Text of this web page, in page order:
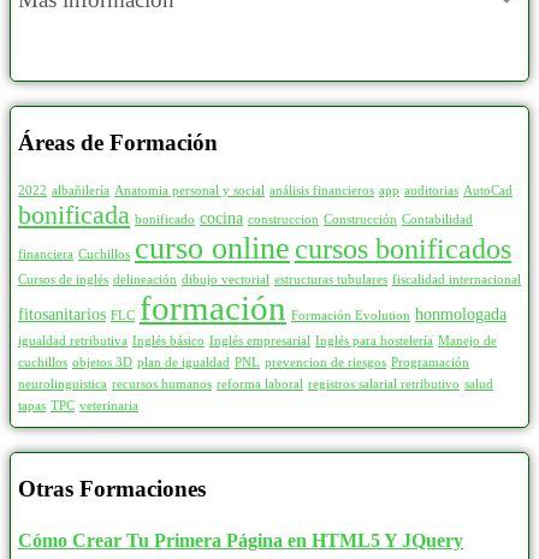
Áreas de Formación
2022 albañilería Anatomia personal y social análisis financieros app auditorias AutoCad
bonificada bonificado cocina construccion Construcción Contabilidad
financiera Cuchillos curso online cursos bonificados
Cursos de inglés delineación dibujo vectorial estructuras tubulares fiscalidad internacional
fitosanitarios FLC formación Formación Evolution honmologada
igualdad retributiva Inglés básico Inglés empresarial Inglés para hostelería Manejo de
cuchillos objetos 3D plan de igualdad PNL prevencion de riesgos Programación
neurolinguistica recursos humanos reforma laboral registros salarial retributivo salud
tapas TPC veterinaria
Otras Formaciones
Cómo Crear Tu Primera Página en HTML5 Y JQuery